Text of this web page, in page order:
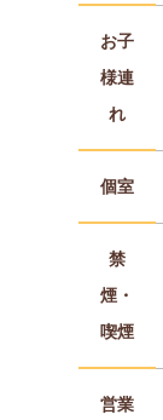
お子
様連
れ
個室
禁
煙・
喫煙
営業